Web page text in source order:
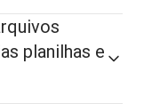
planilhas e